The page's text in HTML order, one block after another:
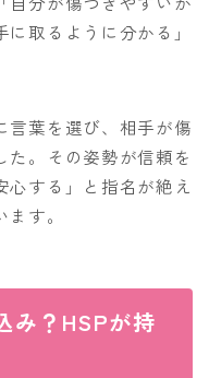
取るように分かる」
言葉を選び、相手が傷
た。その姿勢が信頼を
心する」と指名が絶え
す。
み？HSPが持